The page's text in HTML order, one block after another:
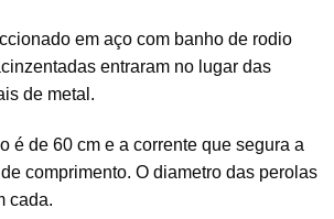
em aço com banho de rodio
entraram no lugar das
de metal.
é de 60 cm e a corrente que segura a
comprimento. O diametro das perolas
cada.